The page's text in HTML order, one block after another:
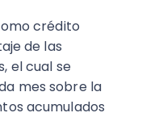
crédito
de las
el cual se
mes sobre la
acumulados